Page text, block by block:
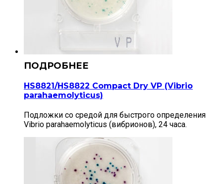
HS8821/HS8822 Compact Dry VP (Vibrio
parahaemolyticus)
Подложки со средой для быстрого определения
Vibrio parahaemolyticus (вибрионов), 24 часа.